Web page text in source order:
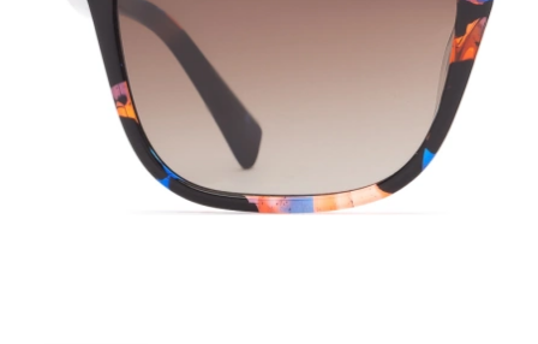
40 mm
Wysokość soczewki Szerokość soczewki